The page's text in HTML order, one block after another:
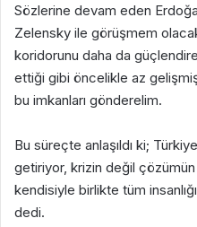
Sözlerine devam eden
Zelensky ile görüşmem
koridorunu daha da
ettiği gibi öncelikle az
bu imkanları gönderelim.
Bu süreçte anlaşıldı ki;
getiriyor, krizin değil
kendisiyle birlikte tüm
dedi.